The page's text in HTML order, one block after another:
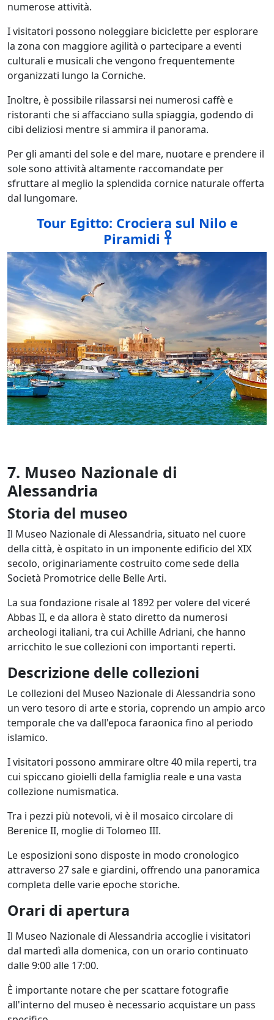
numerose attività.
I visitatori possono noleggiare biciclette per esplorare
la zona con maggiore agilità o partecipare a eventi
culturali e musicali che vengono frequentemente
organizzati lungo la Corniche.
Inoltre, è possibile rilassarsi nei numerosi caffè e
ristoranti che si affacciano sulla spiaggia, godendo di
cibi deliziosi mentre si ammira il panorama.
Per gli amanti del sole e del mare, nuotare e prendere il
sole sono attività altamente raccomandate per
sfruttare al meglio la splendida cornice naturale offerta
dal lungomare.
Tour Egitto: Crociera sul Nilo e
Piramidi 𓋹
7. Museo Nazionale di
Alessandria
Storia del museo
Il Museo Nazionale di Alessandria, situato nel cuore
della città, è ospitato in un imponente edificio del XIX
secolo, originariamente costruito come sede della
Società Promotrice delle Belle Arti.
La sua fondazione risale al 1892 per volere del viceré
Abbas II, e da allora è stato diretto da numerosi
archeologi italiani, tra cui Achille Adriani, che hanno
arricchito le sue collezioni con importanti reperti.
Descrizione delle collezioni
Le collezioni del Museo Nazionale di Alessandria sono
un vero tesoro di arte e storia, coprendo un ampio arco
temporale che va dall'epoca faraonica fino al periodo
islamico.
I visitatori possono ammirare oltre 40 mila reperti, tra
cui spiccano gioielli della famiglia reale e una vasta
collezione numismatica.
Tra i pezzi più notevoli, vi è il mosaico circolare di
Berenice II, moglie di Tolomeo III.
Le esposizioni sono disposte in modo cronologico
attraverso 27 sale e giardini, offrendo una panoramica
completa delle varie epoche storiche.
Orari di apertura
Il Museo Nazionale di Alessandria accoglie i visitatori
dal martedì alla domenica, con un orario continuato
dalle 9:00 alle 17:00.
È importante notare che per scattare fotografie
all'interno del museo è necessario acquistare un pass